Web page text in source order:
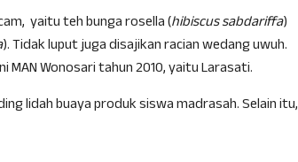
yaitu teh bunga rosella (hibiscus sabdariffa)
). Tidak luput juga disajikan racian wedang uwuh.
Wonosari tahun 2010, yaitu Larasati.
lidah buaya produk siswa madrasah. Selain itu,